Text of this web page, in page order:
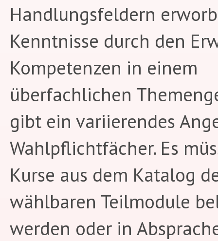
Handlungsfeldern
Kenntnisse durch den
Kompetenzen in einem
überfachlichen
gibt ein variierendes
Wahlpflichtfächer. Es
Kurse aus dem Katalog
wählbaren Teilmodule
werden oder in